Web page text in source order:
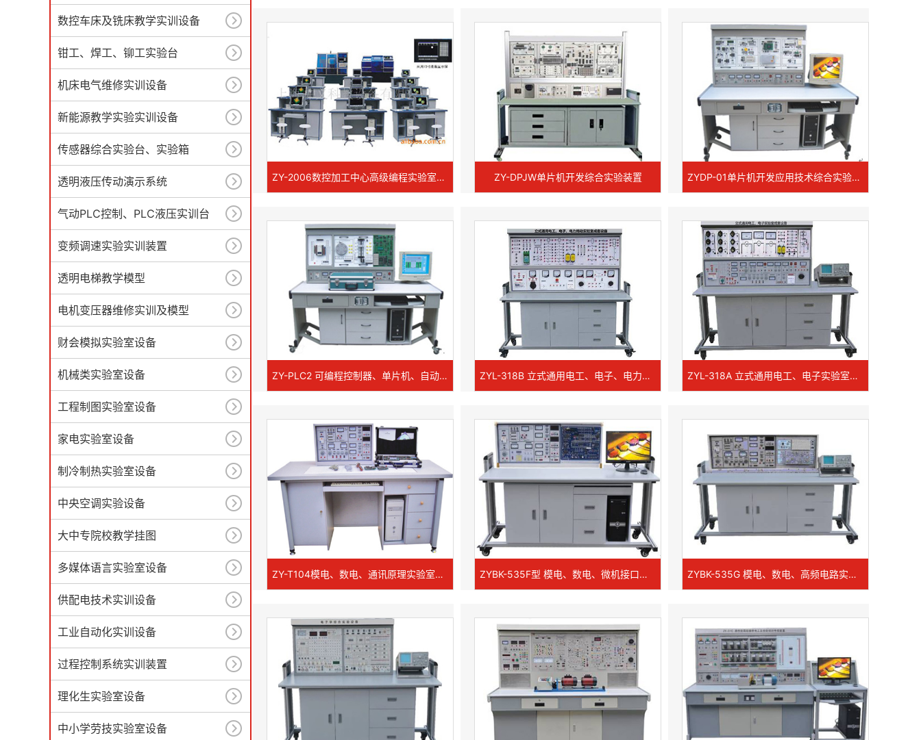
数控车床及铣床教学实训设备
钳工、焊工、铆工实验台
机床电气维修实训设备
新能源教学实验实训设备
传感器综合实验台、实验箱
透明液压传动演示系统
气动PLC控制、PLC液压实训台
变频调速实验实训装置
透明电梯教学模型
电机变压器维修实训及模型
财会模拟实验室设备
机械类实验室设备
工程制图实验室设备
家电实验室设备
制冷制热实验室设备
中央空调实验设备
大中专院校教学挂图
多媒体语言实验室设备
供配电技术实训设备
工业自动化实训设备
过程控制系统实训装置
理化生实验室设备
中小学劳技实验室设备
ZY-2006数控加工中心高级编程实验室设备(教学型) ZY-DPJW单片机开发综合实验装置 ZYDP-01单片机开发应用技术综合实验装置
ZY-PLC2 可编程控制器、单片机、自动控制原理综合实验台 ZYL-318B 立式通用电工、电子、电力拖动实验室成套设备 ZYL-318A 立式通用电工、电子实验室成套设备
ZY-T104模电、数电、通讯原理实验室成套设备 ZYBK-535F型 模电、数电、微机接口及微机应用综合实验室成套设备 ZYBK-535G 模电、数电、高频电路实验室成套设备